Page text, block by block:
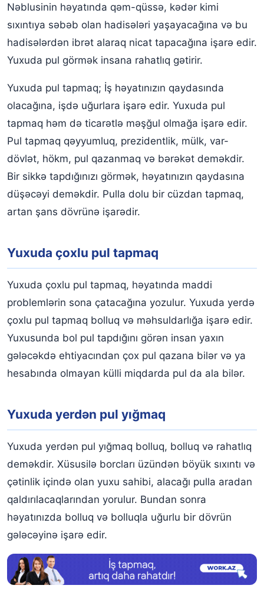
Nəblusinin həyatında qəm-qüssə, kədər kimi
sıxıntıya səbəb olan hadisələri yaşayacağına və bu
hadisələrdən ibrət alaraq nicat tapacağına işarə edir.
Yuxuda pul görmək insana rahatlıq gətirir.
Yuxuda pul tapmaq; İş həyatınızın qaydasında
olacağına, işdə uğurlara işarə edir. Yuxuda pul
tapmaq həm də ticarətlə məşğul olmağa işarə edir.
Pul tapmaq qəyyumluq, prezidentlik, mülk, var-
dövlət, hökm, pul qazanmaq və bərəkət deməkdir.
Bir sikkə tapdığınızı görmək, həyatınızın qaydasına
düşəcəyi deməkdir. Pulla dolu bir cüzdan tapmaq,
artan şans dövrünə işarədir.
Yuxuda çoxlu pul tapmaq
Yuxuda çoxlu pul tapmaq, həyatında maddi
problemlərin sona çatacağına yozulur. Yuxuda yerdə
çoxlu pul tapmaq bolluq və məhsuldarlığa işarə edir.
Yuxusunda bol pul tapdığını görən insan yaxın
gələcəkdə ehtiyacından çox pul qazana bilər və ya
hesabında olmayan külli miqdarda pul da ala bilər.
Yuxuda yerdən pul yığmaq
Yuxuda yerdən pul yığmaq bolluq, bolluq və rahatlıq
deməkdir. Xüsusilə borcları üzündən böyük sıxıntı və
çətinlik içində olan yuxu sahibi, alacağı pulla aradan
qaldırılacaqlarından yorulur. Bundan sonra
həyatınızda bolluq və bolluqla uğurlu bir dövrün
gələcəyinə işarə edir.